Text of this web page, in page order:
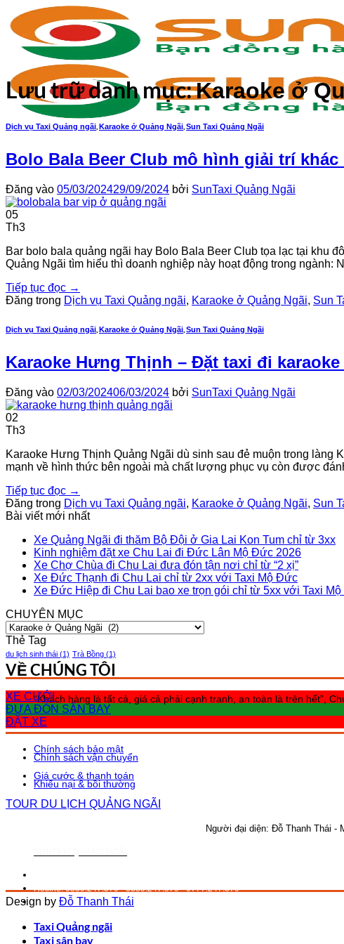
qua
nội
dung
Lưu trữ danh mục:Karaoke ở
Dịch vụ Taxi Quảng ngãi Karaoke ở Quảng Ngãi Sun Taxi Quảng Ngãi
Bolo Bala Beer Club mô hình giải trí khác
Đăng vào 05/03/202429/09/2024 bởi SunTaxi Quảng Ngãi
05
Th3
Bar bolo bala quảng ngãi hay Bolo Bala Beer Club tọa lạc tại khu
Quảng Ngãi tìm hiểu thì doanh nghiệp này hoạt động trong ngành:
Tiếp tục đọc →
Đăng trong Dịch vụ Taxi Quảng ngãi, Karaoke ở Quảng Ngãi, Sun
Dịch vụ Taxi Quảng ngãi Karaoke ở Quảng Ngãi Sun Taxi Quảng Ngãi
Karaoke Hưng Thịnh – Đặt taxi đi
Đăng vào 02/03/202406/03/2024 bởi SunTaxi Quảng Ngãi
02
Th3
Karaoke Hưng Thịnh Quảng Ngãi dù sinh sau đẻ muộn trong làng
mạnh về hình thức bên ngoài mà chất lượng phục vụ còn được
Tiếp tục đọc →
Đăng trong Dịch vụ Taxi Quảng ngãi, Karaoke ở Quảng Ngãi, Sun
Bài viết mới nhất
Xe Quảng Ngãi đi thăm Bộ Đội ở Gia Lai Kon Tum chỉ từ 3xx
Kinh nghiệm đặt xe Chu Lai đi Đức Lân Mộ Đức 2026
Xe Chợ Chùa đi Chu Lai đưa đón tận nơi chỉ từ “2 xị”
Xe Đức Thạnh đi Chu Lai chỉ từ 2xx với Taxi Mộ Đức
Xe Đức Hiệp đi Chu Lai bao xe trọn gói chỉ từ 5xx với Taxi
CHUYÊN MỤC
CHUYÊN
MỤC
Thẻ Tag
du lịch sinh thái (1) Trà Bồng (1)
VỀ CHÚNG TÔI
“Khách hàng là tất cả, giá cả phải cạnh tranh, an toàn là trên hết”,
XE CƯỚI
ĐƯA ĐÓN SÂN BAY
ĐẶT XE
Chính sách bảo mật
Chính sách vận chuyển
Giá cước & thanh toán
Khiếu nại & bồi thường
TOUR DU LỊCH QUẢNG NGÃI
Người đại diện: Đỗ Thanh Thái -
Hotline: 0339.247.579 - 0889.247.579 - 0777.247.579
Email: ad.suntaxiquangngai@gmail.com
Design by Đỗ Thanh Thái
Taxi Quảng ngãi
Taxi sân bay